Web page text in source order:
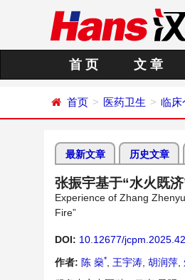
首 页 文 章
首页 医药卫生 临床
最新文章 历史文章
张振宇基于“水火既
Experience of Zhang
Fire”
DOI: 10.12677/
作者: 陈 燊* 王宇涛 胡润萍